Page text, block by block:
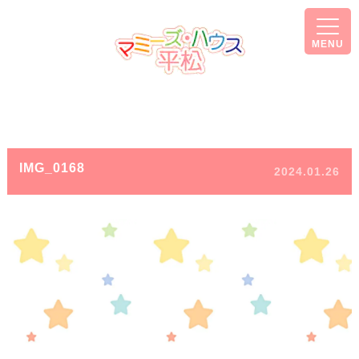
MENU
2024.01.26
IMG_0168